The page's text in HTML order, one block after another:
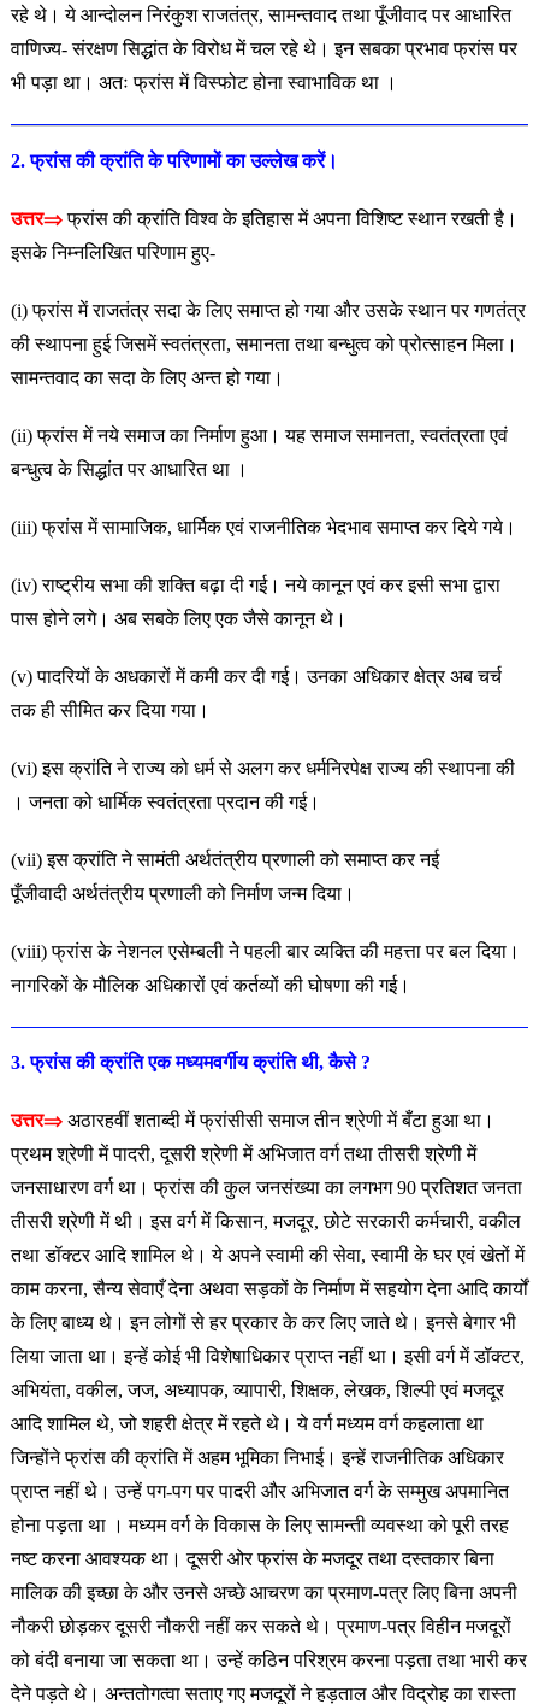
रहे थे। ये आन्दोलन निरंकुश राजतंत्र, सामन्तवाद तथा पूँजीवाद पर आधारित
वाणिज्य- संरक्षण सिद्धांत के विरोध में चल रहे थे। इन सबका प्रभाव फ्रांस पर
भी पड़ा था। अतः फ्रांस में विस्फोट होना स्वाभाविक था ।
2. फ्रांस की क्रांति के परिणामों का उल्लेख करें।
उत्तर⇒फ्रांस की क्रांति विश्व के इतिहास में अपना विशिष्ट स्थान रखती है।
इसके निम्नलिखित परिणाम हुए-
(i) फ्रांस में राजतंत्र सदा के लिए समाप्त हो गया और उसके स्थान पर गणतंत्र
की स्थापना हुई जिसमें स्वतंत्रता, समानता तथा बन्धुत्व को प्रोत्साहन मिला।
सामन्तवाद का सदा के लिए अन्त हो गया।
(ii) फ्रांस में नये समाज का निर्माण हुआ। यह समाज समानता, स्वतंत्रताएवं
बन्धुत्व के सिद्धांत पर आधारित था ।
(iii) फ्रांस में सामाजिक, धार्मिक एवं राजनीतिक भेदभाव समाप्त करदिये गये।
(iv) राष्ट्रीय सभा की शक्ति बढ़ा दी गई। नये कानून एवं कर इसी सभाद्वारा
पास होने लगे। अब सबके लिए एक जैसे कानून थे।
(v) पादरियों के अधकारों में कमी कर दी गई। उनका अधिकार क्षेत्र अबचर्च
तक ही सीमित कर दिया गया।
(vi) इस क्रांति ने राज्य को धर्म से अलग कर धर्मनिरपेक्ष राज्य कीस्थापना की
। जनता को धार्मिक स्वतंत्रता प्रदान की गई।
(vii) इस क्रांति ने सामंती अर्थतंत्रीय प्रणाली को समाप्त कर नई
पूँजीवादी अर्थतंत्रीय प्रणाली को निर्माण जन्म दिया।
(viii) फ्रांस के नेशनल एसेम्बली ने पहली बार व्यक्ति की महत्ता पर बलदिया।
नागरिकों के मौलिक अधिकारों एवं कर्तव्यों की घोषणा की गई।
3. फ्रांस की क्रांति एक मध्यमवर्गीय क्रांति थी, कैसे ?
उत्तर⇒अठारहवीं शताब्दी में फ्रांसीसी समाज तीन श्रेणी में बँटाहुआ था।
प्रथम श्रेणी में पादरी, दूसरी श्रेणी में अभिजात वर्ग तथा तीसरी श्रेणी में
जनसाधारण वर्ग था। फ्रांस की कुल जनसंख्या का लगभग 90 प्रतिशत जनता
तीसरी श्रेणी में थी। इस वर्ग में किसान, मजदूर, छोटे सरकारी कर्मचारी, वकील
तथा डॉक्टर आदि शामिल थे। ये अपने स्वामी की सेवा, स्वामी के घर एवं खेतों में
काम करना, सैन्य सेवाएँ देना अथवा सड़कों के निर्माण में सहयोग देना आदि कार्यों
के लिए बाध्य थे। इन लोगों से हर प्रकार के कर लिए जाते थे। इनसे बेगार भी
लिया जाता था। इन्हें कोई भी विशेषाधिकार प्राप्त नहीं था। इसी वर्ग में डॉक्टर,
अभियंता, वकील, जज, अध्यापक, व्यापारी, शिक्षक, लेखक, शिल्पी एवं मजदूर
आदि शामिल थे, जो शहरी क्षेत्र में रहते थे। ये वर्ग मध्यम वर्ग कहलाता था
जिन्होंने फ्रांस की क्रांति में अहम भूमिका निभाई। इन्हें राजनीतिक अधिकार
प्राप्त नहीं थे। उन्हें पग-पग पर पादरी और अभिजात वर्ग के सम्मुख अपमानित
होना पड़ता था । मध्यम वर्ग के विकास के लिए सामन्ती व्यवस्था को पूरी तरह
नष्ट करना आवश्यक था। दूसरी ओर फ्रांस के मजदूर तथा दस्तकार बिना
मालिक की इच्छा के और उनसे अच्छे आचरण का प्रमाण-पत्र लिए बिना अपनी
नौकरी छोड़कर दूसरी नौकरी नहीं कर सकते थे। प्रमाण-पत्र विहीन मजदूरों
को बंदी बनाया जा सकता था। उन्हें कठिन परिश्रम करना पड़ता तथा भारी कर
देने पड़ते थे। अन्ततोगत्वा सताए गए मजदूरों ने हड़ताल और विद्रोह का रास्ता